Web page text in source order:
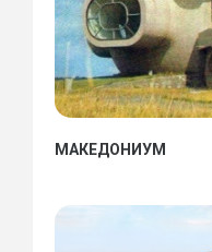
МАКЕДОНИУМ